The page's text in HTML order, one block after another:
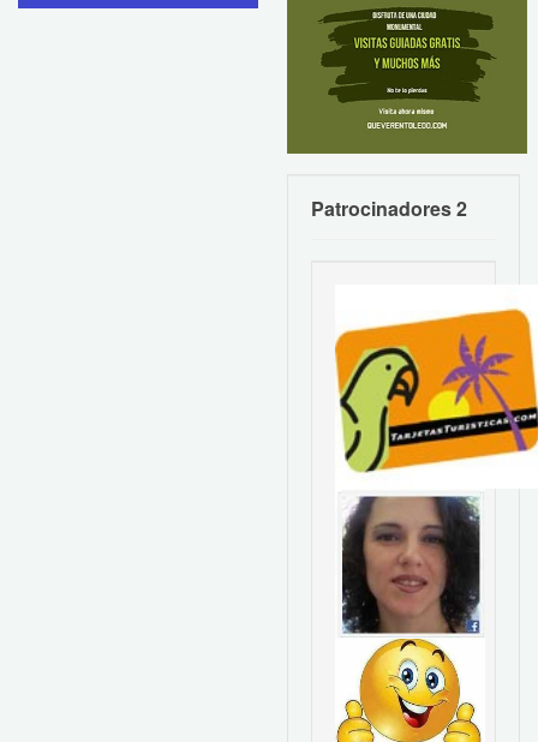
Patrocinadores 2